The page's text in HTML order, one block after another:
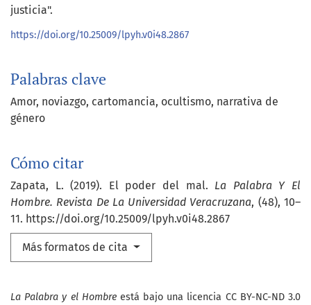
Palabras clave
Amor noviazgo cartomancia ocultismo narrativa de
género
Cómo citar
Zapata, L. (2019). El poder del mal. La Palabra Y El
Hombre. Revista De La Universidad Veracruzana, (48), 10–
11. https://doi.org/10.25009/lpyh.v0i48.2867
Más formatos de cita
justicia".
https://doi.org/10.25009/lpyh.v0i48.2867
La Palabra y el Hombreestá bajo una licencia CC BY-NC-ND 3.0